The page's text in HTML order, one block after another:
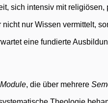
sich intensiv mit religiösen,
nicht nur Wissen vermittelt,
eine fundierte
Module, die über mehrere